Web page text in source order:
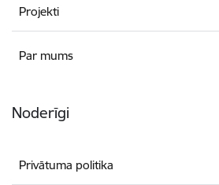
Projekti
Par mums
Noderīgi
Privātuma politika